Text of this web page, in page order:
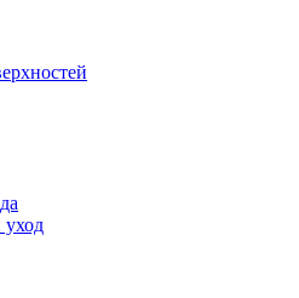
уход